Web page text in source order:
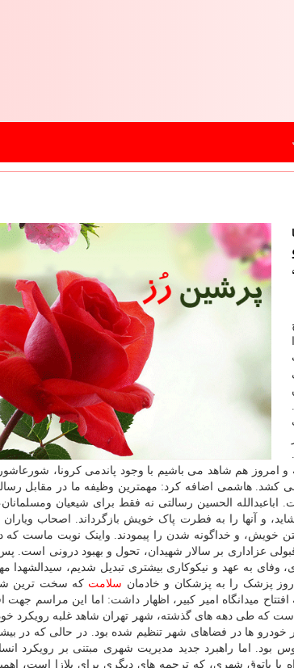
و امروز هم شاهد می باشیم با وجود پاندمی کرونا،
می کشد. هاشمی اضافه کرد: مهمترین وظیفه ما در مقابل
الحسین رسالتی نه فقط برای شیعیان
و آنها را به فطرت پاک خویش بازگرداند. اصحاب
خویش، و خداگونه شدن را پیمودند. واینک نوبت ماست که
عزاداری بر سالار شهیدان، تحول و بهبود درونی است. پس
به عهد و نیکوکاری بیشتری تبدیل شدیم، سیدالشهدا
پزشک را به پزشکان و خادمان سلامت که سخت ترین
میدانگاه امیر کبیر، اظهار داشت: اما این مراسم جهت
است که طی دهه های گذشته، شهر تهران شاهد غلبه رویکرد
ها در فضاهای شهر تنظیم شده بود. در حالی که در
اما راهبرد جدید مدیریت شهری مبتنی بر رویکرد
پاتوق شهری، که ترجمه های دیگری برای پلازا است،